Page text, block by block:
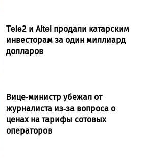
Tele2 и Altel продали катарским
инвесторам за один миллиард
долларов
Вице-министр убежал от
журналиста из-за вопроса о
ценах на тарифы сотовых
операторов